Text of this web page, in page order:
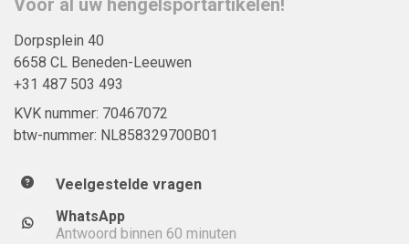
Voor al uw hengelsportartikelen!
Dorpsplein 40
6658 CL Beneden-Leeuwen
+31 487 503 493
KVK nummer: 70467072
btw-nummer: NL858329700B01
Veelgestelde vragen
WhatsApp
Antwoord binnen 60 minuten